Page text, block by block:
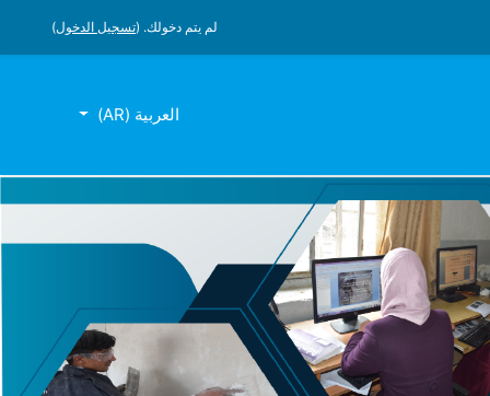
لم يتم دخولك. (تسجيل الدخول)
العربية ‎(AR)‎